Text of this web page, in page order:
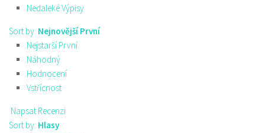
Nedaleké Výpisy
Sort by: Nejnovější První
Nejstarší První
Náhodný
Hodnocení
Vstřícnost
Napsat Recenzi
Sort by: Hlasy